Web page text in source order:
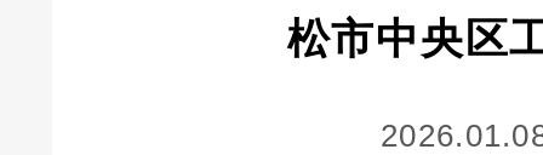
松市中央区